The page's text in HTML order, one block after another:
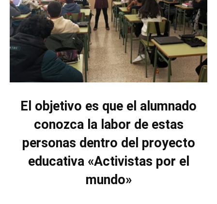
El objetivo es que el alumnado
conozca la labor de estas
personas dentro del proyecto
educativa «Activistas por el
mundo»